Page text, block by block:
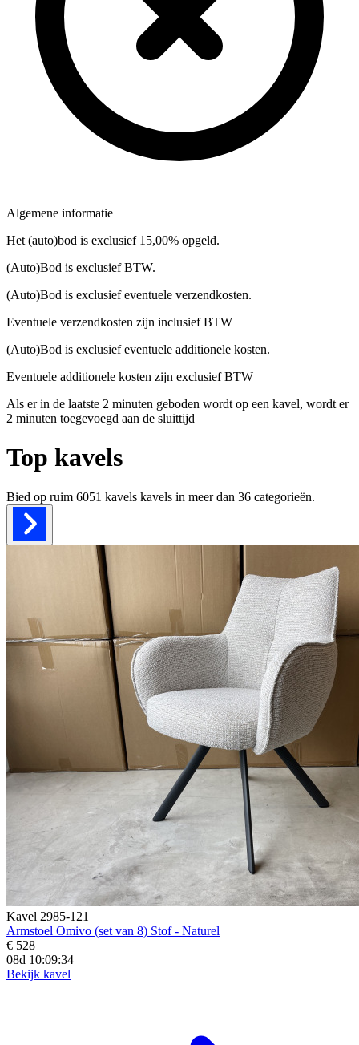
Algemene informatie
Het (auto)bod is exclusief 15,00% opgeld.
(Auto)Bod is exclusief BTW.
(Auto)Bod is exclusief eventuele verzendkosten.
Eventuele verzendkosten zijn inclusief BTW
(Auto)Bod is exclusief eventuele additionele kosten.
Eventuele additionele kosten zijn exclusief BTW
Als er in de laatste 2 minuten geboden wordt op een kavel, wordt er
2 minuten toegevoegd aan de sluittijd
Top kavels
Bied op ruim 6051 kavels kavels in meer dan 36 categorieën.
Kavel 2985-121
Armstoel Omivo (set van 8) Stof - Naturel
€ 528
08d 10:09:32
Bekijk kavel